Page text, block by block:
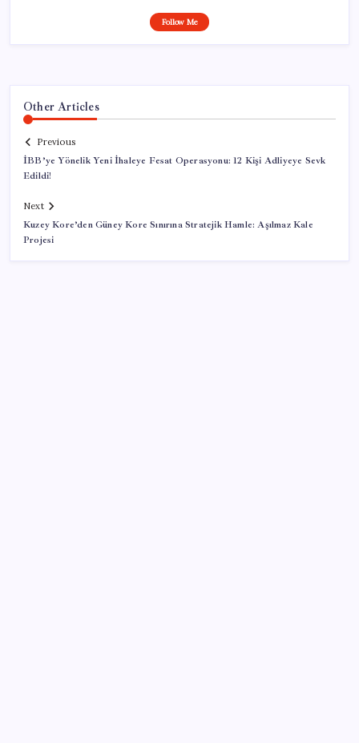
Follow Me
Other Articles
Previous
İBB’ye Yönelik Yeni İhaleye Fesat Operasyonu: 12 Kişi Adliyeye Sevk
Edildi!
Next
Kuzey Kore’den Güney Kore Sınırına Stratejik Hamle: Aşılmaz Kale
Projesi